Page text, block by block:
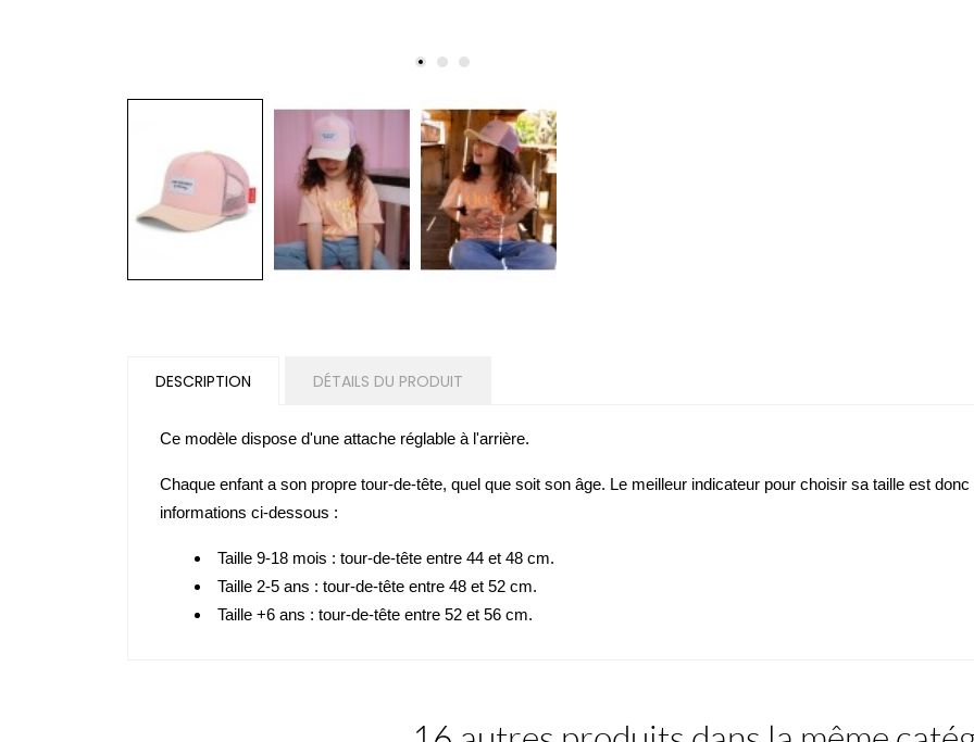
DESCRIPTION DÉTAILS DU PRODUIT
Ce modèle dispose d'une attache réglable à l'arrière.
Chaque enfant a son propre tour-de-tête, quel que soit son âge. Le meilleur indicateur pour choisir sa taille est
informations ci-dessous :
Taille 9-18 mois : tour-de-tête entre 44 et 48 cm.
Taille 2-5 ans : tour-de-tête entre 48 et 52 cm.
Taille +6 ans : tour-de-tête entre 52 et 56 cm.